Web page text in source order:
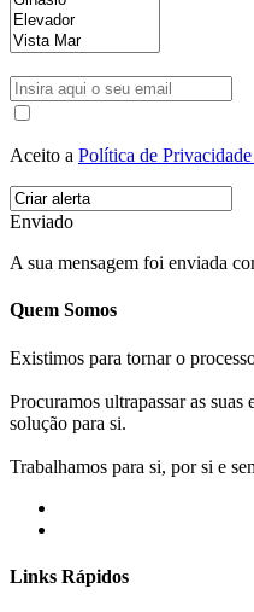
Aceito a Política de
Enviado
A sua mensagem foi enviada
Quem Somos
Existimos para tornar o
Procuramos ultrapassar as
solução para si.
Trabalhamos para si, por si e
Links Rápidos